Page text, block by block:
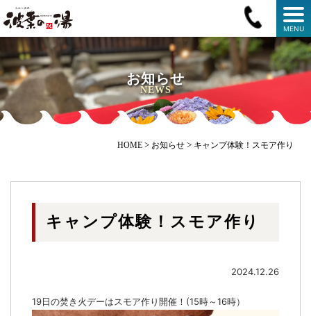
MENU
お知らせ
NEWS
HOME > お知らせ > キャンプ体験！スモア作り
キャンプ体験！スモア作り
2024.12.26
19日の焚き火デーはスモア作り開催！(15時～16時）